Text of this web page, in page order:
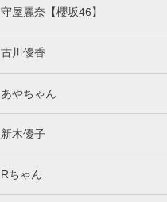
守屋麗奈【櫻坂46】
古川優香
あやちゃん
新木優子
Rちゃん